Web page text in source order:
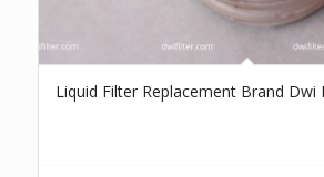
Liquid Filter Replacement Brand Dwi